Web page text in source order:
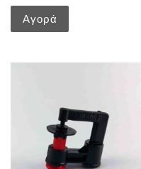
Αγορά